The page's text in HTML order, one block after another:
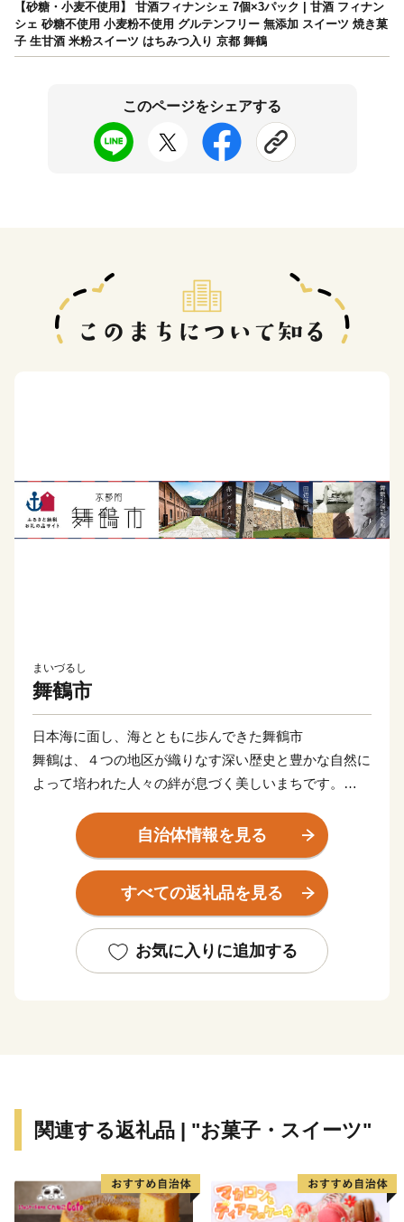
【砂糖・小麦不使用】 甘酒フィナンシェ 7個×3パック | 甘酒 フィナン
シェ 砂糖不使用 小麦粉不使用 グルテンフリー 無添加 スイーツ 焼き菓
子 生甘酒 米粉スイーツ はちみつ入り 京都 舞鶴
このページをシェアする
まいづるし
舞鶴市
日本海に面し、海とともに歩んできた舞鶴市
舞鶴は、４つの地区が織りなす深い歴史と豊かな自然に
よって培われた人々の絆が息づく美しいまちです。
◆海軍ゆかりの東地区
1901年に海軍舞鶴鎮守府がおかれ、121年となる現在
は赤れんが倉庫群が立ち並ぶ赤れんがパークをはじめ、
町のあちこちに当時の名残が残る港町で、海軍ゆかりの
◆田辺藩の城下町・商港の西地区
◆愛にあふれた引き揚げの地、大浦地区
げのまち、舞鶴。
当時の舞鶴の人々のあたたかいおもてなしが引揚者の心
自治体情報を見る
すべての返礼品を見る
お気に入りに追加する
関連する返礼品 | "お菓子・スイーツ"